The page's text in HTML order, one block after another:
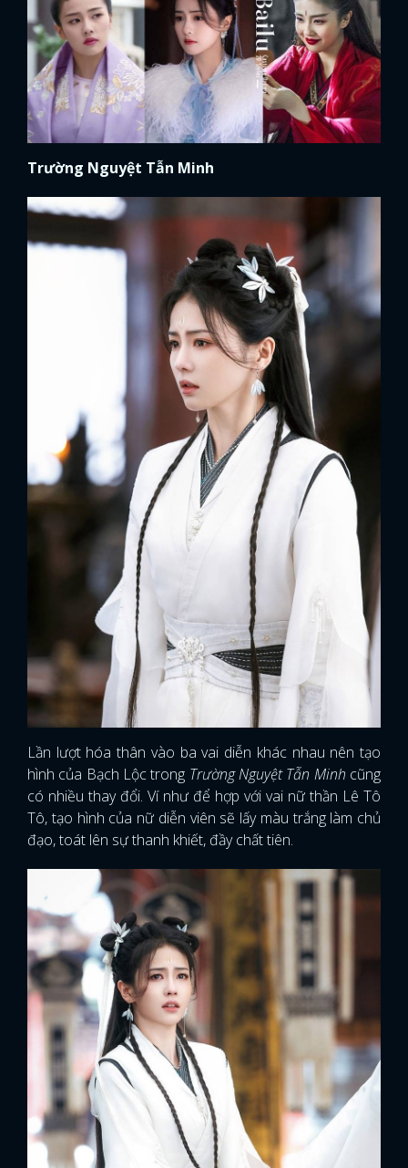
Trường Nguyệt Tẫn Minh
Lần lượt hóa thân vào ba vai diễn khác nhau nên tạo
hình của Bạch Lộc trong Trường Nguyệt Tẫn Minh cũng
có nhiều thay đổi. Ví như để hợp với vai nữ thần Lê Tô
Tô, tạo hình của nữ diễn viên sẽ lấy màu trắng làm chủ
đạo, toát lên sự thanh khiết, đầy chất tiên.